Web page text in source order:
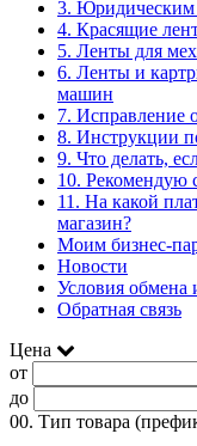
3.
4. Красящие
5. Ленты для
6. Ленты и
машин
7. Исправление
8. Инструкции
9. Что делать,
10. Рекомендую
11. На какой
магазин?
Моим бизнес-
Новости
Условия обмена
Обратная связь
Цена
от
до
00. Тип товара